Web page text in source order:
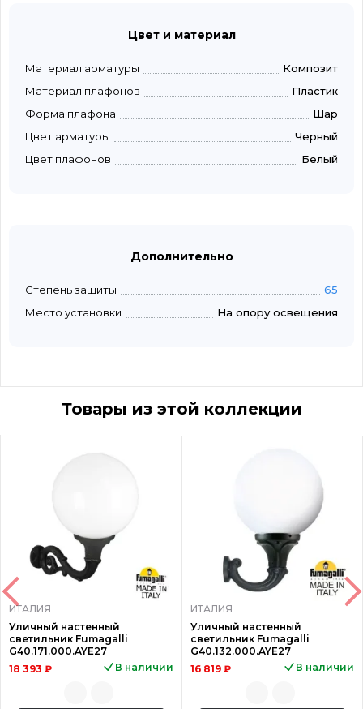
Цвет и материал
Материал арматуры
Композит
Материал плафонов
Пластик
Форма плафона
Шар
Цвет арматуры
Черный
Цвет плафонов
Белый
Дополнительно
Степень защиты
65
Место установки
На опору освещения
Товары из этой коллекции
ИТАЛИЯ
Уличный настенный
светильник Fumagalli
G40.171.000.AYE27
18 393 ₽
В наличии
ИТАЛИЯ
Уличный настенный
светильник Fumagalli
G40.132.000.AYE27
16 819 ₽
В наличии